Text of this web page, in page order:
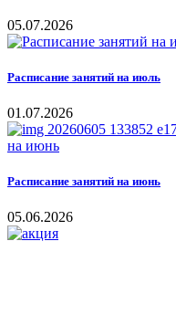
05.07.2026
Расписание занятий на июль
01.07.2026
Расписание занятий на июнь
05.06.2026